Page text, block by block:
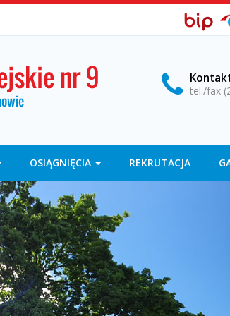
ePUAP
Biuletyn
Informacji
tel./fax
OSIĄGNIĘCIA REKRUTACJA